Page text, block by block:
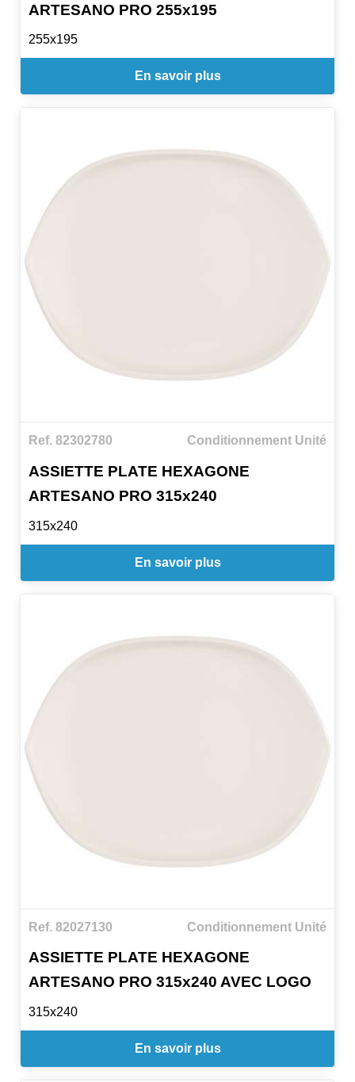
ARTESANO PRO 255x195
255x195
En savoir plus
Ref. 82302780 Conditionnement Unité
ASSIETTE PLATE HEXAGONE
ARTESANO PRO 315x240
315x240
En savoir plus
Ref. 82027130 Conditionnement Unité
ASSIETTE PLATE HEXAGONE
ARTESANO PRO 315x240 AVEC LOGO
315x240
En savoir plus